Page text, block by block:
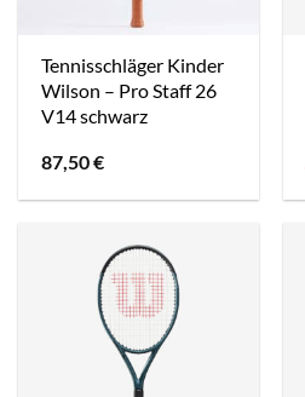
Tennisschläger Kinder
Wilson – Pro Staff 26
V14 schwarz
87,50€